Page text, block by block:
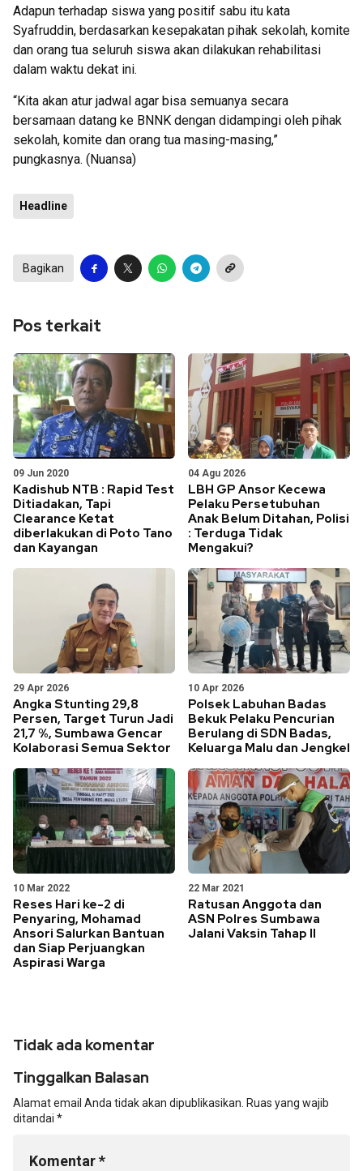
Adapun terhadap siswa yang positif sabu itu kata
Syafruddin, berdasarkan kesepakatan pihak sekolah, komite
dan orang tua seluruh siswa akan dilakukan rehabilitasi
dalam waktu dekat ini.
“Kita akan atur jadwal agar bisa semuanya secara
bersamaan datang ke BNNK dengan didampingi oleh pihak
sekolah, komite dan orang tua masing-masing,”
pungkasnya. (Nuansa)
Headline
Bagikan
Pos terkait
09 Jun 2020
Kadishub NTB : Rapid Test
Ditiadakan, Tapi
Clearance Ketat
diberlakukan di Poto Tano
dan Kayangan
04 Agu 2026
LBH GP Ansor Kecewa
Pelaku Persetubuhan
Anak Belum Ditahan, Polisi
: Terduga Tidak
Mengakui?
29 Apr 2026
Angka Stunting 29,8
Persen, Target Turun Jadi
21,7 %, Sumbawa Gencar
Kolaborasi Semua Sektor
10 Apr 2026
Polsek Labuhan Badas
Bekuk Pelaku Pencurian
Berulang di SDN Badas,
Keluarga Malu dan Jengkel
10 Mar 2022
Reses Hari ke-2 di
Penyaring, Mohamad
Ansori Salurkan Bantuan
dan Siap Perjuangkan
Aspirasi Warga
22 Mar 2021
Ratusan Anggota dan
ASN Polres Sumbawa
Jalani Vaksin Tahap II
Tidak ada komentar
Tinggalkan Balasan
Alamat email Anda tidak akan dipublikasikan. Ruas yang wajib
ditandai *
Komentar*